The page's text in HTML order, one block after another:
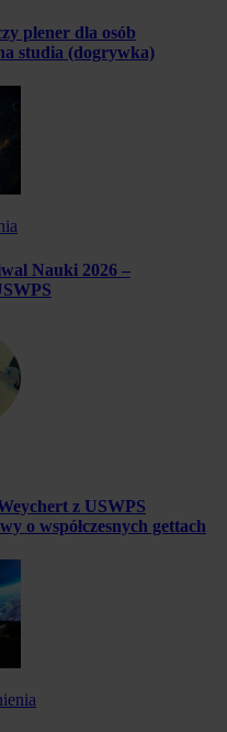
plener dla osób
studia (dogrywka)
Nauki 2026 –
z USWPS
o współczesnych gettach